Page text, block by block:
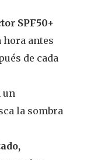
SPF50+
hora antes
de cada
un
la sombra